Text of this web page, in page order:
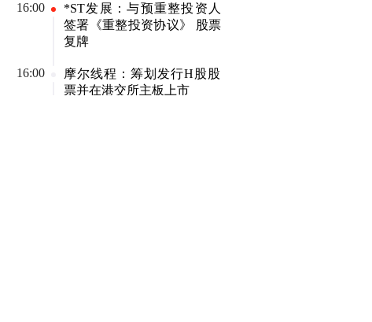
16:00
*ST发展：与预重整投资人
签署《重整投资协议》 股票
复牌
16:00
摩尔线程：筹划发行H股股
票并在港交所主板上市